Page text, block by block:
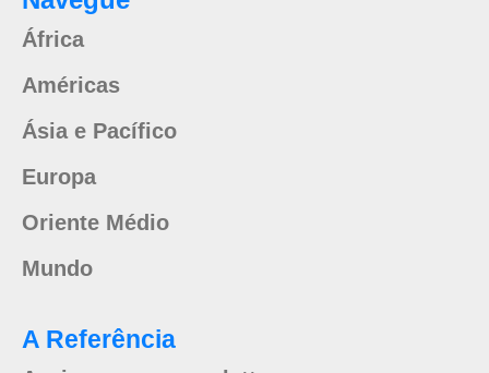
África
Américas
Ásia e Pacífico
Europa
Oriente Médio
Mundo
A Referência